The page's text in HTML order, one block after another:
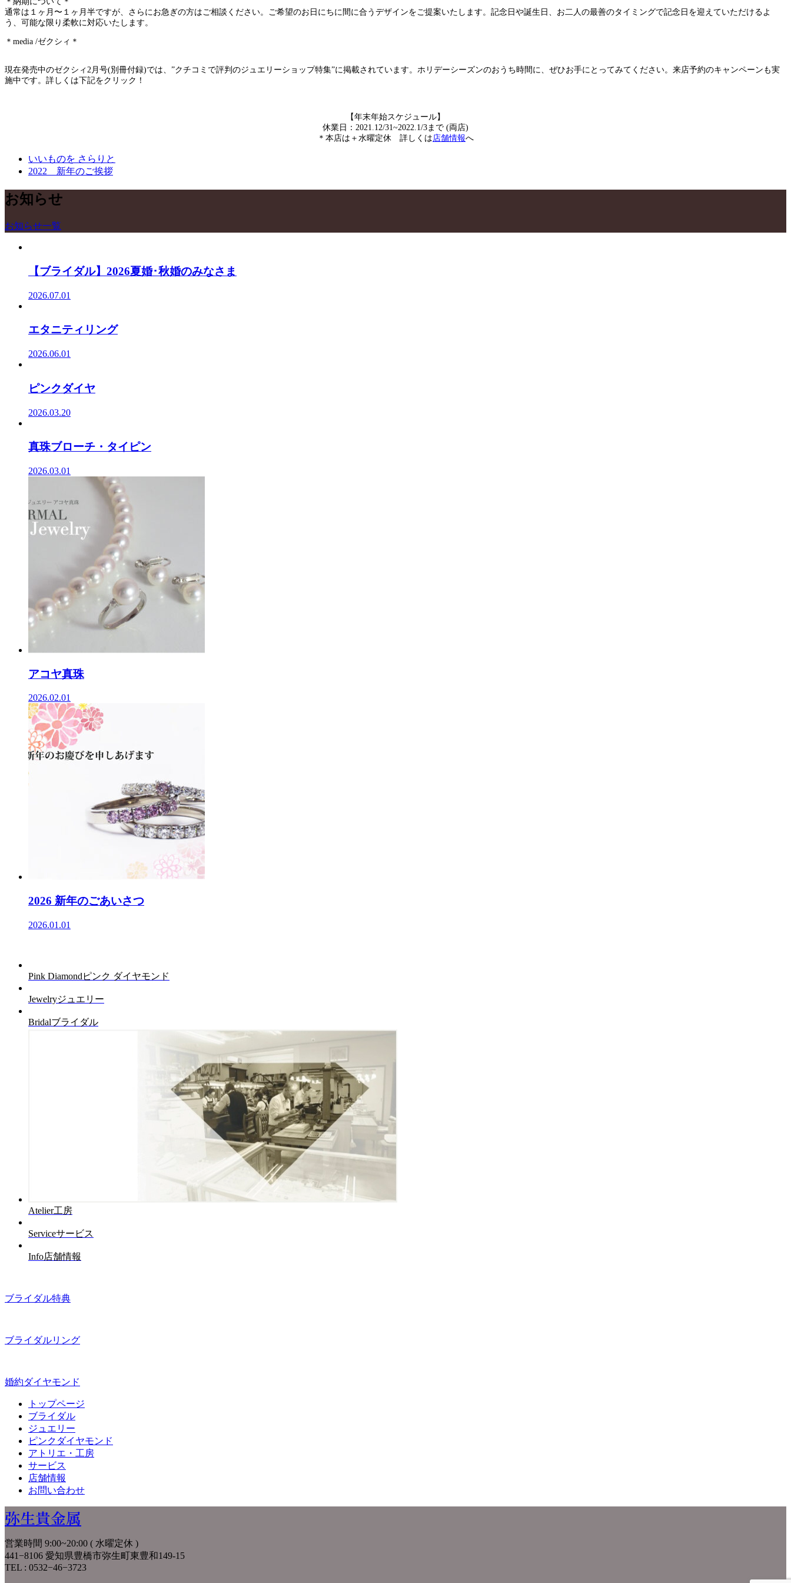
通常は１ヶ月〜１ヶ月半ですが、さらにお急ぎの方はご相談ください。ご希望のお日にちに間に合うデザインをご提案いたします。記念日や誕生日、お二人の最善のタイミングで記念日を迎えていただけるよ
う、可能な限り柔軟に対応いたします。
＊media /ゼクシィ＊
現在発売中のゼクシィ2月号(別冊付録)では、”クチコミで評判のジュエリーショップ特集”に掲載されています。ホリデーシーズンのおうち時間に、ぜひお手にとってみてください。来店予約のキャンペーンも実
施中です。詳しくは下記をクリック！
【年末年始スケジュール】
休業日：2021.12/31~2022.1/3まで (両店)
＊本店は＋水曜定休 詳しくは店舗情報へ
いいものを さらりと
2022 新年のご挨拶
お知らせ
お知らせ一覧
【ブライダル】2026夏婚･秋婚のみなさま
2026.07.01
エタニティリング
2026.06.01
ピンクダイヤ
2026.03.20
真珠ブローチ・タイピン
2026.03.01
アコヤ真珠
2026.02.01
2026 新年のごあいさつ
2026.01.01
Pink Diamond ピンク ダイヤモンド
Jewelryジュエリー
Bridalブライダル
Atelier工房
Serviceサービス
Info店舗情報
ブライダル特典
ブライダルリング
婚約ダイヤモンド
トップページ
ブライダル
ジュエリー
ピンクダイヤモンド
アトリエ・工房
サービス
店舗情報
お問い合わせ
弥生貴金属
営業時間 9:00~20:00 ( 水曜定休 )
441−8106 愛知県豊橋市弥生町東豊和149-15
TEL : 0532−46−3723